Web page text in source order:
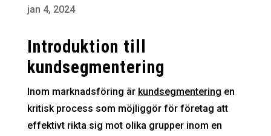
jan 4, 2024
Introduktion till
kundsegmentering
Inom marknadsföring är kundsegmentering en
kritisk process som möjliggör för företag att
effektivt rikta sig mot olika grupper inom en